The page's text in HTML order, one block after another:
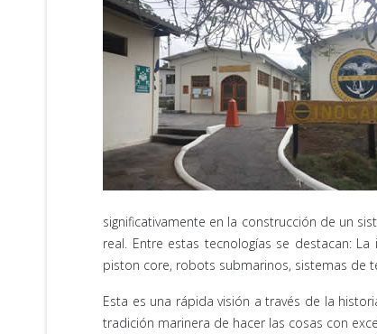
significativamente en la construcción de un
real. Entre estas tecnologías se destacan:
piston core, robots submarinos, sistemas de
Esta es una rápida visión a través de la
tradición marinera de hacer las cosas con